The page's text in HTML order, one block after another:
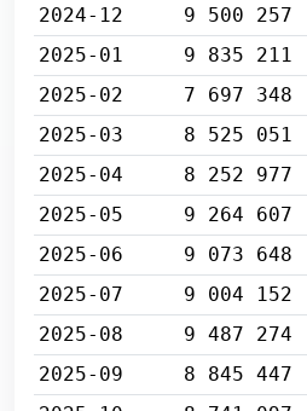
2024-12
9 500 257
2025-01
9 835 211
2025-02
7 697 348
2025-03
8 525 051
2025-04
8 252 977
2025-05
9 264 607
2025-06
9 073 648
2025-07
9 004 152
2025-08
9 487 274
2025-09
8 845 447